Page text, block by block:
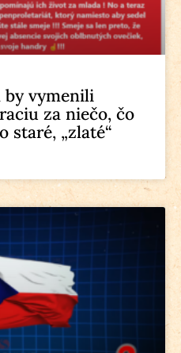
by vymenili
za niečo, čo
staré, „zlaté“